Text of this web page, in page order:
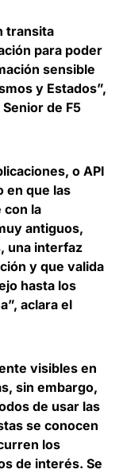
transita
para poder
sensible
y Estados”,
de F5
o API
en que las
con la
antiguos,
una interfaz
y que valida
hasta los
aclara el
visibles en
sin embargo,
de usar las
se conocen
los
de interés. Se